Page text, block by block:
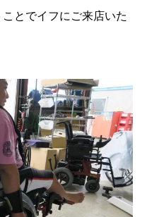
とでイフにご来店いた